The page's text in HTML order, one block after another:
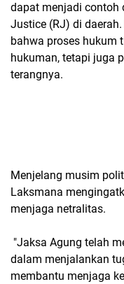
dapat menjadi contoh
Justice (RJ) di
bahwa proses hukum
hukuman, tetapi juga
terangnya.
Menjelang musim
Laksmana
menjaga netralitas.
"Jaksa Agung telah
dalam menjalankan
membantu menjaga